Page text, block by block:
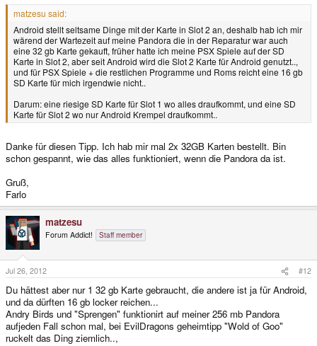
matzesu said:
Android stellt seltsame Dinge mit der Karte in Slot 2 an, deshalb hab ich mir
wärend der Wartezeit auf meine Pandora die in der Reparatur war auch
eine 32 gb Karte gekauft, früher hatte ich meine PSX Spiele auf der SD
Karte in Slot 2, aber seit Android wird die Slot 2 Karte für Android genutzt..,
und für PSX Spiele + die restlichen Programme und Roms reicht eine 16 gb
SD Karte für mich irgendwie nicht..
Darum: eine riesige SD Karte für Slot 1 wo alles draufkommt, und eine SD
Karte für Slot 2 wo nur Android Krempel draufkommt..
Danke für diesen Tipp. Ich hab mir mal 2x 32GB Karten bestellt. Bin
schon gespannt, wie das alles funktioniert, wenn die Pandora da ist.
Gruß,
Farlo
matzesu
Forum Addict! Staff member
Jul 26, 2012 #12
Du hättest aber nur 1 32 gb Karte gebraucht, die andere ist ja für Android,
und da dürften 16 gb locker reichen...
Andry Birds und "Sprengen" funktionirt auf meiner 256 mb Pandora
aufjeden Fall schon mal, bei EvilDragons geheimtipp "Wold of Goo"
ruckelt das Ding ziemlich..,